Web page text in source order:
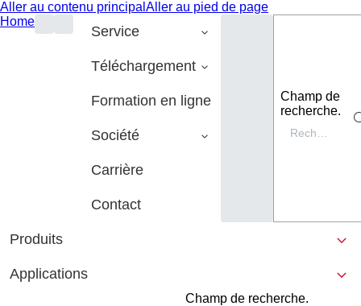
Aller au contenu principal Aller au pied de page
Home
Service
Téléchargement
Formation en ligne
Société
Carrière
Contact
Champ de
recherche.
Produits
Applications
Champ de recherche.